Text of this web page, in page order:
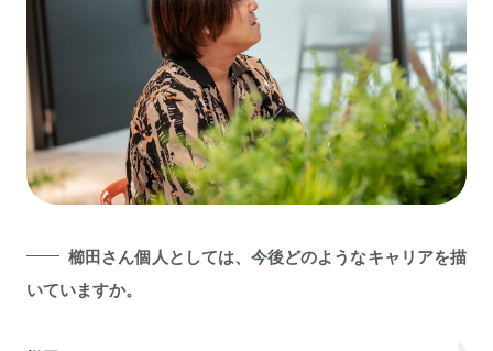
櫛田さん個人としては、今後どのようなキャリアを描
いていますか。